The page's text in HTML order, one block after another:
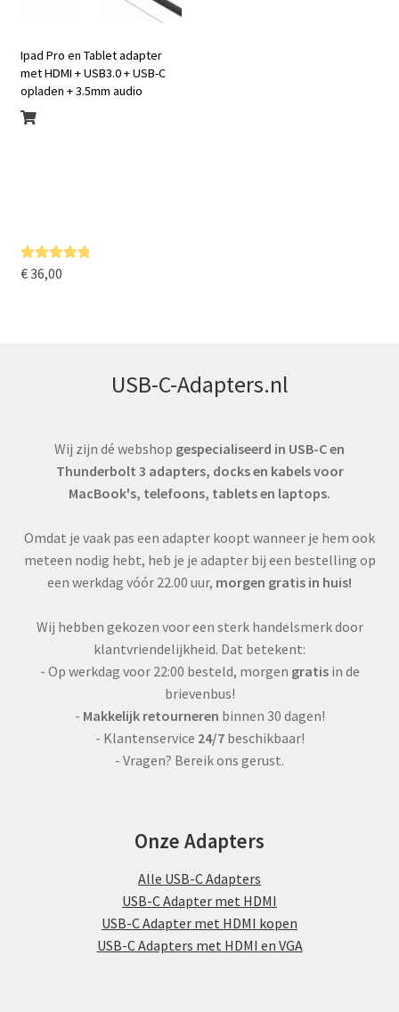
Ipad Pro en Tablet adapter
met HDMI + USB3.0 + USB-C
opladen + 3.5mm audio
Gewaardeer
€36,00
USB-C-Adapters.nl
Wij zijn dé webshop gespecialiseerd in USB-C en
Thunderbolt 3 adapters, docks en kabels voor
MacBook's, telefoons, tablets en laptops.
Omdat je vaak pas een adapter koopt wanneer je hem ook
meteen nodig hebt, heb je je adapter bij een bestelling op
een werkdag vóór 22.00 uur, morgen gratis in huis!
Wij hebben gekozen voor een sterk handelsmerk door
klantvriendelijkheid. Dat betekent:
- Op werkdag voor 22:00 besteld, morgen gratisin de
brievenbus!
- Makkelijk retourneren binnen 30 dagen!
- Klantenservice 24/7beschikbaar!
- Vragen? Bereik ons gerust.
Onze Adapters
Alle USB-C Adapters
USB-C Adapter met HDMI
USB-C Adapter met HDMI kopen
USB-C Adapters met HDMI en VGA